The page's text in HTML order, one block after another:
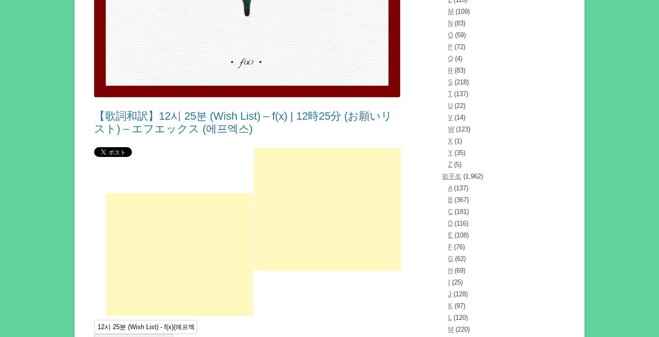
【歌詞和訳】12시 25분 (Wish List) – ​f(x) | 12時25分 (お願いリ
スト) – エフエックス (에프엑스)
M (109)
N (83)
O (59)
P (72)
Q (4)
R (83)
S (218)
T (137)
U (22)
V (14)
W (123)
X (1)
Y (35)
Z (5)
歌手名 (1,962)
A(137)
B (367)
C (181)
D (116)
E (108)
F (76)
G (62)
H (69)
(25)
J (128)
K (97)
L (120)
M (220)